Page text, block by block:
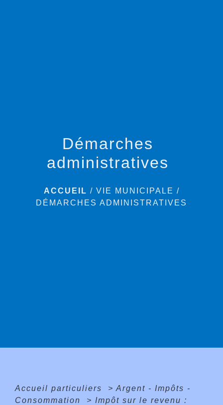
Démarches
administratives
ACCUEIL / VIE MUNICIPALE /
DÉMARCHES ADMINISTRATIVES
Accueil particuliers > Argent - Impôts -
Consommation
> Impôt sur le revenu :